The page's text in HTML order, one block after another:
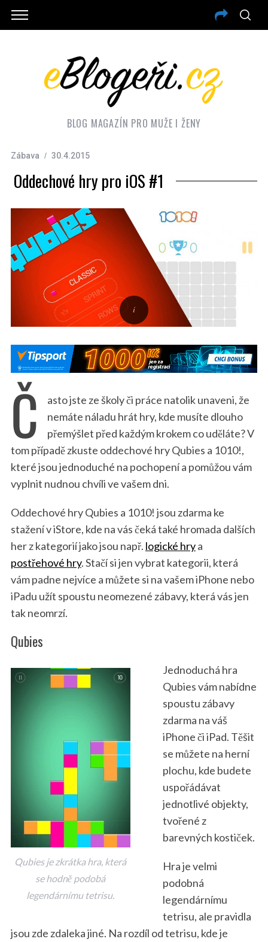
BLOG MAGAZÍN PRO MUŽE I ŽENY
Zábava 30.4.2015
Oddechové hry pro iOS #1
Č
asto jste ze školy či práce natolik unaveni, že
nemáte náladu hrát hry, kde musíte dlouho
přemýšlet před každým krokem co uděláte? V
tom případě zkuste oddechové hry Qubies a 1010!,
které jsou jednoduché na pochopení a pomůžou vám
vyplnit nudnou chvíli ve vašem dni.
Oddechové hry Qubies a 1010! jsou zdarma ke
stažení v iStore, kde na vás čeká také hromada dalších
her z kategorií jako jsou např. logické hrya
postřehové hry. Stačí si jen vybrat kategorii, která
vám padne nejvíce a můžete si na vašem iPhone nebo
iPadu užít spoustu neomezené zábavy, která vás jen
tak neomrzí.
Qubies
Qubies je zkrátka hra, která
se hodně podobá
legendárnímu tetrisu.
Jednoduchá hra
Qubies vám nabídne
spoustu zábavy
zdarma na váš
iPhone či iPad. Těšit
se můžete na herní
plochu, kde budete
uspořádávat
jednotlivé objekty,
tvořené z
barevných kostiček.
Hra je velmi
podobná
legendárnímu
tetrisu, ale pravidla
jsou zde zdaleka jiné. Na rozdíl od tetrisu, kde je